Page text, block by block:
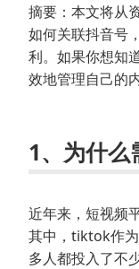
摘要：本文将从
如何关联抖音号
利。如果你想知
效地管理自己的
1、为什么
近年来，短视频
其中，tiktok作
多人都投入了不